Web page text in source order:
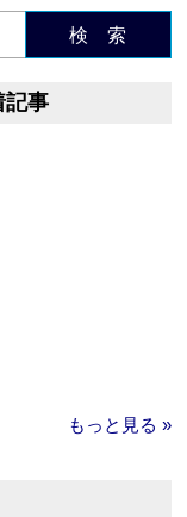
検 索
記事
もっと見る »